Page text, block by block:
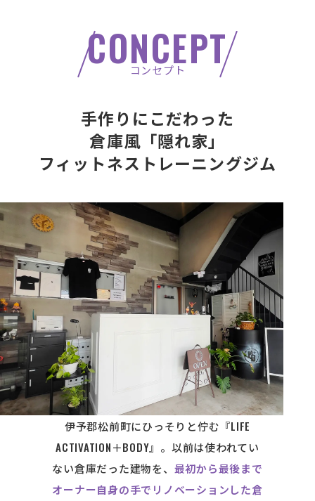
CONCEPT
コンセプト
手作りにこだわった
倉庫風「隠れ家」
フィットネストレーニングジム
伊予郡松前町にひっそりと佇む『LIFE
ACTIVATION＋BODY』。以前は使われてい
ない倉庫だった建物を、 最初から最後まで
オーナー自身の手でリノベーションした倉